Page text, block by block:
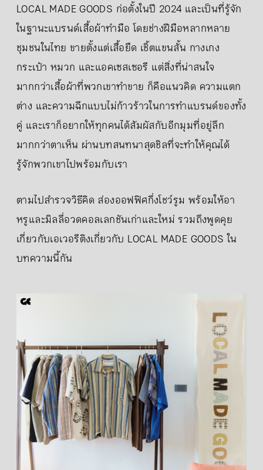
LOCAL MADE GOODS ก่อตั้งในปี 2024 และเป็นที่รู้จัก
ในฐานะแบรนด์เสื้อผ้าทำมือ โดยช่างฝีมือหลากหลาย
ชุมชนในไทย ขายตั้งแต่เสื้อยืด เชิ้ตแขนสั้น กางเกง
กระเป๋า หมวก และแอคเซสเซอรี แต่สิ่งที่น่าสนใจ
มากกว่าเสื้อผ้าที่พวกเขาทำขาย ก็คือแนวคิด ความแตก
ต่าง และความฉีกแบบไม่ก้าวร้าวในการทำแบรนด์ของทั้ง
คู่ และเราก็อยากให้ทุกคนได้สัมผัสกับอีกมุมที่อยู่ลึก
มากกว่าตาเห็น ผ่านบทสนทนาสุดชิลที่จะทำให้คุณได้
รู้จักพวกเขาไปพร้อมกับเรา
ตามไปสำรวจวิธีคิด ส่องออฟฟิศกึ่งโชว์รูม พร้อมให้อา
หรูและมิลลี่อวดคอลเลกชันเก่าและใหม่ รวมถึงพูดคุย
เกี่ยวกับเอเวอรีติงเกี่ยวกับ LOCAL MADE GOODS ใน
บทความนี้กัน